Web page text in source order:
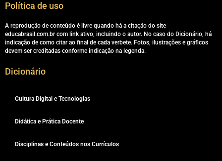
Política de uso
A reprodução de conteúdo é livre quando há a citação do site
educabrasil.com.br com link ativo, incluindo o autor. No caso do Dicionário, há
indicação de como citar ao final de cada verbete. Fotos, ilustrações e gráficos
devem ser creditadas conforme indicação na legenda.
Dicionário
Cultura Digital e Tecnologias
Didática e Prática Docente
Disciplinas e Conteúdos nos Currículos